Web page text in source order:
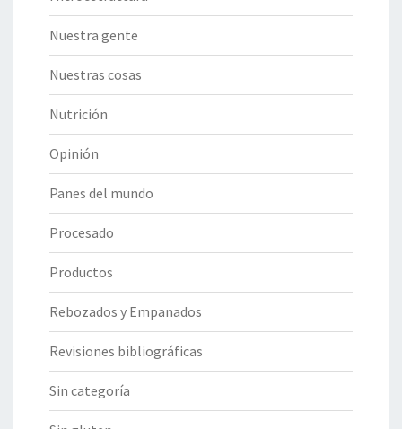
Nuestra gente
Nuestras cosas
Nutrición
Opinión
Panes del mundo
Procesado
Productos
Rebozados y Empanados
Revisiones bibliográficas
Sin categoría